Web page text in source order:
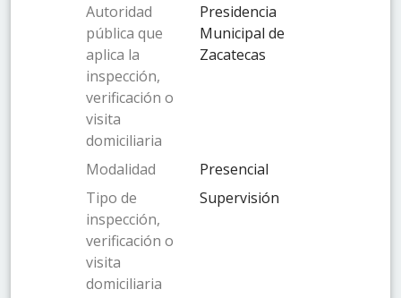
Autoridad
pública que
aplica la
inspección,
verificación o
visita
domiciliaria
Presidencia
Municipal de
Zacatecas
Modalidad
Presencial
Tipo de
inspección,
verificación o
visita
domiciliaria
Supervisión